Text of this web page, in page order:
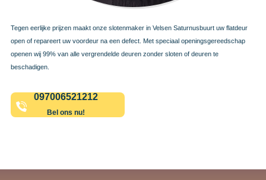
Tegen eerlijke prijzen maakt onze slotenmaker in Velsen Saturnusbuurt uw flatdeur
open of repareert uw voordeur na een defect. Met speciaal openingsgereedschap
openen wij 99% van alle vergrendelde deuren zonder sloten of deuren te
beschadigen.
097006521212
Bel ons nu!